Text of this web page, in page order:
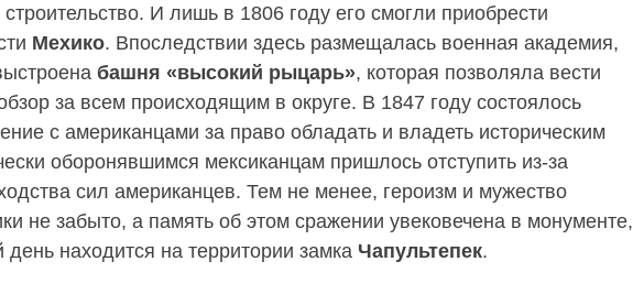
строительство. И лишь в 1806 году его смогли приобрести
Мехико. Впоследствии здесь размещалась военная академия,
башня «высокий рыцарь», которая позволяла вести
за всем происходящим в округе. В 1847 году состоялось
с американцами за право обладать и владеть историческим
оборонявшимся мексиканцам пришлось отступить из-за
сил американцев. Тем не менее, героизм и мужество
не забыто, а память об этом сражении увековечена в монументе,
день находится на территории замка Чапультепек.